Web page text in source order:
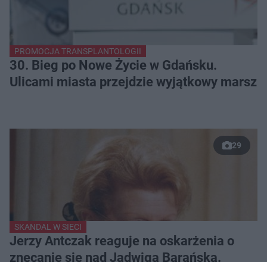
PROMOCJA TRANSPLANTOLOGII
30. Bieg po Nowe Życie w Gdańsku.
Ulicami miasta przejdzie wyjątkowy marsz
29
SKANDAL W SIECI
Jerzy Antczak reaguje na oskarżenia o
znęcanie się nad Jadwigą Barańską.